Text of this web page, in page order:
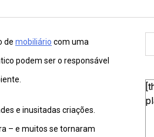
de mobiliário com uma
podem ser o responsável
e inusitadas criações.
– e muitos se tornaram